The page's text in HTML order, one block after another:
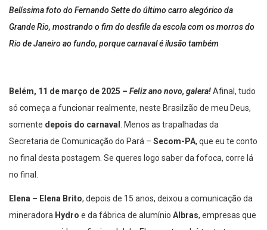
Belíssima foto do Fernando Sette do último carro alegórico da
Grande Rio, mostrando o fim do desfile da escola com os morros do
Rio de Janeiro ao fundo, porque carnaval é ilusão também
Belém, 11 de março de 2025 – Feliz ano novo, galera!Afinal, tudo
só começa a funcionar realmente, neste Brasilzão de meu Deus,
somente depois do carnaval
. Menos as trapalhadas da
Secretaria de Comunicação do Pará – Secom-PA, que eu te conto
no final desta postagem. Se queres logo saber da fofoca, corre lá
no final.
Elena – Elena Brito, depois de 15 anos, deixou a comunicação da
mineradora Hydro e da fábrica de alumínio Albras, empresas que